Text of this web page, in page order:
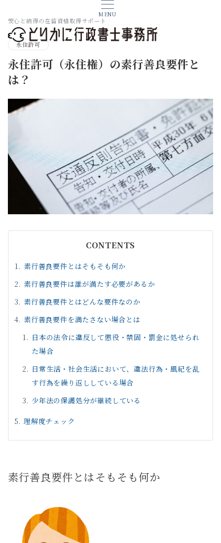
MENU
安心と納得の在留資格取得サポート
永住許可
永住許可（永住権）の素行善良要件と
は？
CONTENTS
素行善良要件とはそもそも何か
素行善良要件は誰が満たす必要があるか
素行善良要件とはどんな要件なのか
素行善良要件を満たさない場合とは
日本の法令に違反して懲役・禁固・罰金に処せられ
た場合
日常生活・社会生活において、違法行為・風紀を乱
す行為を繰り返ししている場合
少年法の保護処分が継続している
理解度チェック
素行善良要件とはそもそも何か